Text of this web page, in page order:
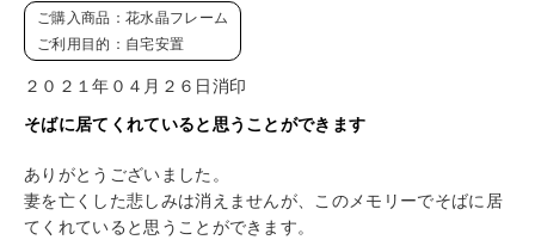
ご購入商品：花水晶フレーム
ご利用目的：自宅安置
２０２１年０４月２６日消印
そばに居てくれていると思うことができます
ありがとうございました。
妻を亡くした悲しみは消えませんが、このメモリーでそばに居
てくれていると思うことができます。